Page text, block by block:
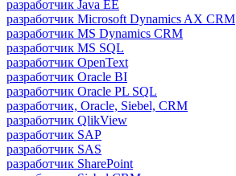
разработчик Java ЕЕ
разработчик Microsoft Dynamics AX CRM
разработчик MS Dynamics CRM
разработчик MS SQL
разработчик OpenText
разработчик Oracle BI
разработчик Oracle PL SQL
разработчик, Oracle, Siebel, CRM
разработчик QlikView
разработчик SAP
разработчик SAS
разработчик SharePoint